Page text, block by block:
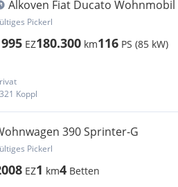
Alkoven Fiat Ducato Wohnmobil
Pickerl
EZ180.300 km116 PS (85 kW)
Koppl
390 Sprinter-G
Pickerl
EZ1 km4 Betten